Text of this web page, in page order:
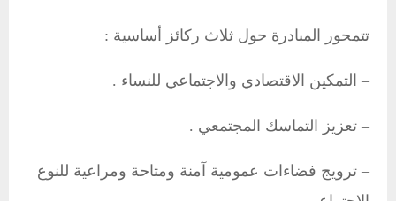
تتمحور المبادرة حول ثلاث ركائز أساسية :
– التمكين الاقتصادي والاجتماعي للنساء .
– تعزيز التماسك المجتمعي .
– ترويج فضاءات عمومية آمنة ومتاحة ومراعية للنوع